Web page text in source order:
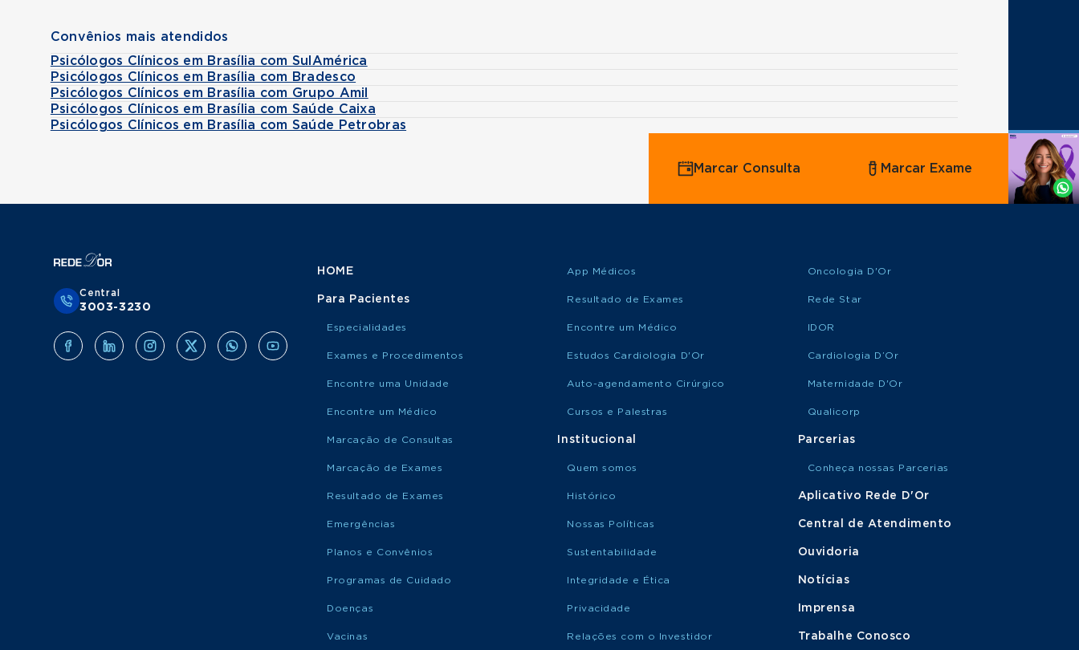
Convênios mais atendidos
Psicólogos Clínicos em Brasília com SulAmérica
Psicólogos Clínicos em Brasília com Bradesco
Psicólogos Clínicos em Brasília com Grupo Amil
Psicólogos Clínicos em Brasília com Saúde Caixa
Psicólogos Clínicos em Brasília com Saúde Petrobras
Agende
Whatsapp
Marcar Consulta Marcar Exame
Central
3003-3230
HOME
Para Pacientes
Especialidades
Exames e Procedimentos
Encontre uma Unidade
Encontre um Médico
Marcação de Consultas
Marcação de Exames
Resultado de Exames
Emergências
Planos e Convênios
Programas de Cuidado
Doenças
Vacinas
App Médicos
Resultado de Exames
Encontre um Médico
Estudos Cardiologia D'Or
Auto-agendamento Cirúrgico
Cursos e Palestras
Institucional
Quem somos
Histórico
Nossas Políticas
Sustentabilidade
Integridade e Ética
Privacidade
Relações com o Investidor
Oncologia D'Or
Rede Star
IDOR
Cardiologia D’Or
Maternidade D'Or
Qualicorp
Parcerias
Conheça nossas Parcerias
Aplicativo Rede D'Or
Central de Atendimento
Ouvidoria
Notícias
Imprensa
Trabalhe Conosco